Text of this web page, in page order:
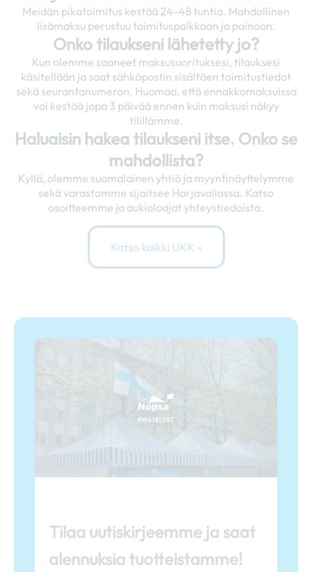
Meidän pikatoimitus kestää 24-48 tuntia. Mahdollinen
lisämaksu perustuu toimituspaikkaan ja painoon.
Onko tilaukseni lähetetty jo?
Kun olemme saaneet maksusuorituksesi, tilauksesi
käsitellään ja saat sähköpostin sisältäen toimitustiedot
sekä seurantanumeron. Huomaa, että ennakkomaksuissa
voi kestää jopa 3 päivää ennen kuin maksusi näkyy
tilillämme.
Haluaisin hakea tilaukseni itse. Onko se
mahdollista?
Kyllä, olemme suomalainen yhtiö ja myyntinäyttelymme
sekä varastomme sijaitsee Harjavallassa. Katso
osoitteemme ja aukioloajat yhteystiedoista.
Katso kaikki UKK »
Tilaa uutiskirjeemme ja saat
alennuksia tuotteistamme!